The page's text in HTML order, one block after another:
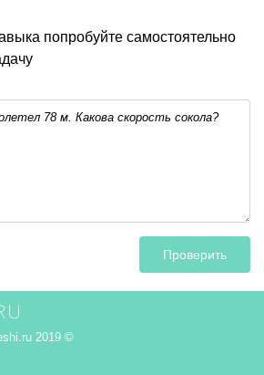
попробуйте самостоятельно
Проверить
2019 ©